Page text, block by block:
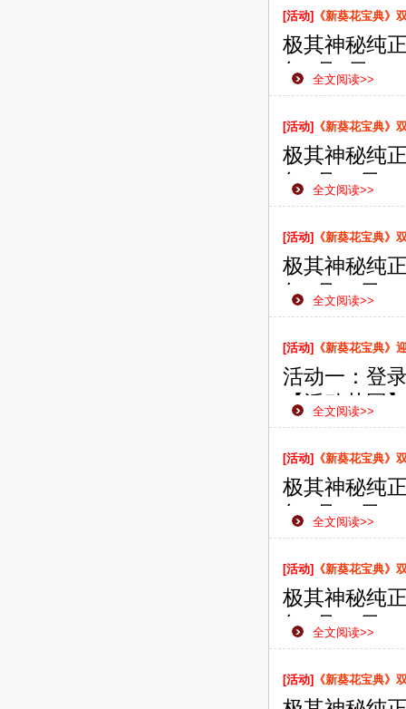
【活动内容
礼。 登陆天
[活动] 《新葵花宝典》
极其神秘纯
年2月1日
款网页游戏
侠之路更加
全文阅读>>
[活动] 《新葵花宝典》
极其神秘纯
年1月29日
款网页游戏
侠之路更加
全文阅读>>
[活动] 《新葵花宝典》
极其神秘纯
年1月25日
款网页游戏
侠之路更加
全文阅读>>
[活动] 《新葵花宝典》
活动一：登
【活动范围
【活动内容
礼。 登录天
全文阅读>>
[活动] 《新葵花宝典》
极其神秘纯
年1月22日
款网页游戏
侠之路更加
全文阅读>>
[活动] 《新葵花宝典》
极其神秘纯
年1月18日
款网页游戏
侠之路更加
全文阅读>>
[活动] 《新葵花宝典》